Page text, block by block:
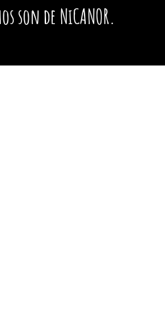
son de NiCANOR.